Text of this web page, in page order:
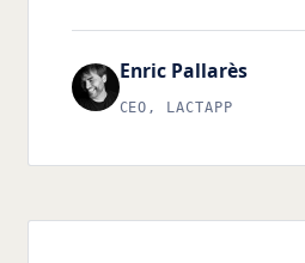
Enric Pallarès
CEO, LACTAPP